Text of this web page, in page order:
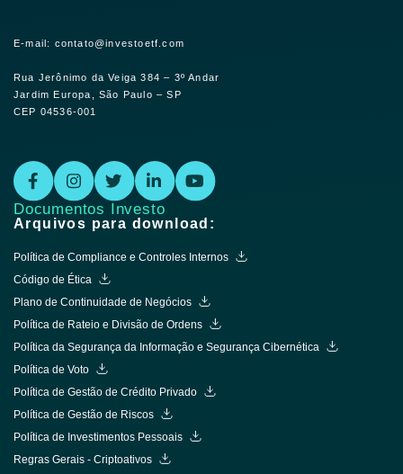
E-mail: contato@investoetf.com
Rua Jerônimo da Veiga 384 – 3º Andar
Jardim Europa, São Paulo – SP
CEP 04536-001
Documentos Investo
Arquivos para download:
Política de Compliance e Controles Internos
Código de Ética
Plano de Continuidade de Negócios
Política de Rateio e Divisão de Ordens
Política da Segurança da Informação e Segurança Cibernética
Política de Voto
Política de Gestão de Crédito Privado
Política de Gestão de Riscos
Política de Investimentos Pessoais
Regras Gerais - Criptoativos